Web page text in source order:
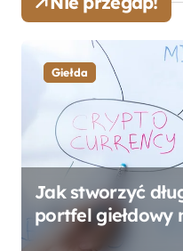
Giełda
Jak stworzyć
portfel giełdowy